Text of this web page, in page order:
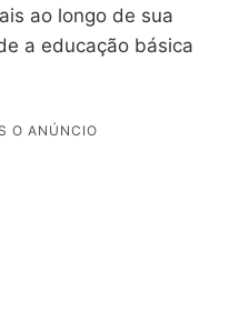
ao longo de sua
a educação básica